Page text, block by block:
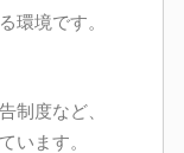
環境です。
制度など、
います。